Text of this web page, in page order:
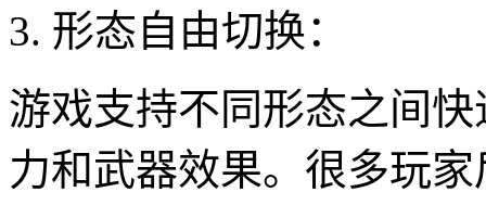
3. 形态自由切换：
游戏支持不同形态之间
力和武器效果。很多玩